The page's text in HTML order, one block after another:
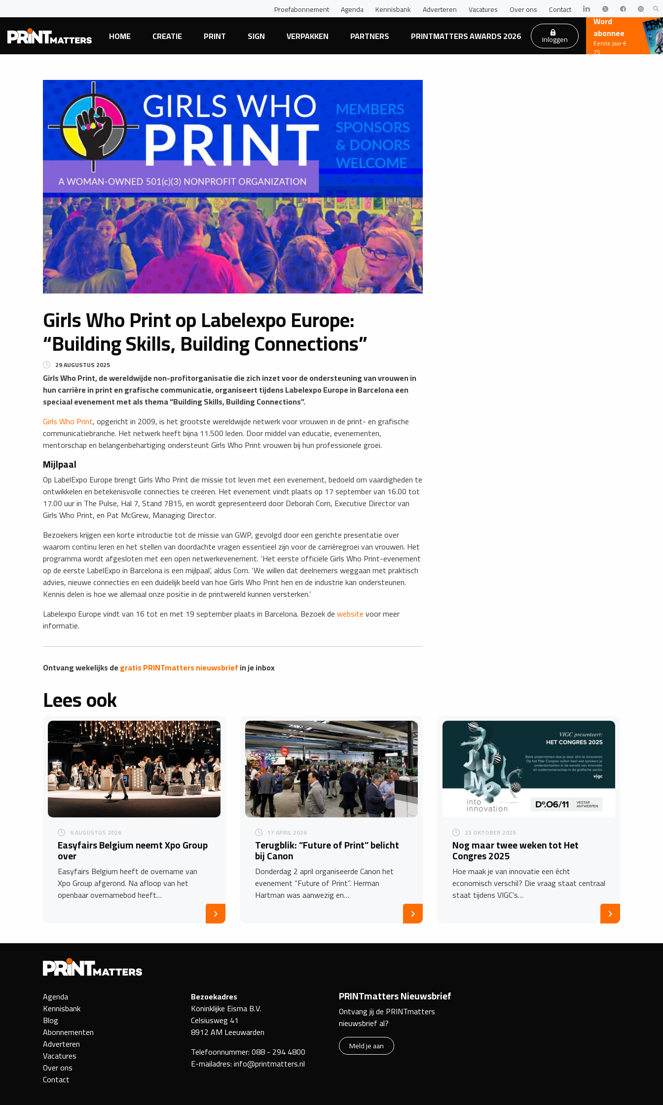
Proefabonnement Agenda Kennisbank Adverteren Vacatures Over ons Contact
HOME CREATIE PRINT SIGN VERPAKKEN PARTNERS PRINTMATTERS AWARDS 2026 Inloggen
Word
abonnee
Eerste jaar €
75
​Girls Who Print op Labelexpo Europe:
“Building Skills, Building Connections”
29 AUGUSTUS 2025
Girls Who Print, de wereldwijde non-profitorganisatie die zich inzet voor de ondersteuning van vrouwen in
hun carrière in print en grafische communicatie, organiseert tijdens Labelexpo Europe in Barcelona een
speciaal evenement met als thema “Building Skills, Building Connections”.
Girls Who Print, opgericht in 2009, is het grootste wereldwijde netwerk voor vrouwen in de print- en grafische
communicatiebranche. Het netwerk heeft bijna 11.500 leden. Door middel van educatie, evenementen,
mentorschap en belangenbehartiging ondersteunt Girls Who Print vrouwen bij hun professionele groei.
Mijlpaal
Op LabelExpo Europe brengt Girls Who Print die missie tot leven met een evenement, bedoeld om vaardigheden te
ontwikkelen en betekenisvolle connecties te creëren. Het evenement vindt plaats op 17 september van 16.00 tot
17.00 uur in The Pulse, Hal 7, Stand 7B15, en wordt gepresenteerd door Deborah Corn, Executive Director van
Girls Who Print, en Pat McGrew, Managing Director.
Bezoekers krijgen een korte introductie tot de missie van GWP, gevolgd door een gerichte presentatie over
waarom continu leren en het stellen van doordachte vragen essentieel zijn voor de carrièregroei van vrouwen. Het
programma wordt afgesloten met een open netwerkevenement. ‘Het eerste officiële Girls Who Print-evenement
op de eerste LabelExpo in Barcelona is een mijlpaal’, aldus Corn. ‘We willen dat deelnemers weggaan met praktisch
advies, nieuwe connecties en een duidelijk beeld van hoe Girls Who Print hen en de industrie kan ondersteunen.
Kennis delen is hoe we allemaal onze positie in de printwereld kunnen versterken.’
​Labelexpo Europe vindt van 16 tot en met 19 september plaats in Barcelona. Bezoek dewebsitevoor meer
informatie.
Ontvang wekelijks degratis PRINTmatters nieuwsbriefin je inbox
Lees ook
6 AUGUSTUS 2026
Easyfairs Belgium neemt Xpo Group
over
Easyfairs Belgium heeft de overname van
Xpo Group afgerond. Na afloop van het
openbaar overnamebod heeft…
17 APRIL 2026
Terugblik: “Future of Print” belicht
bij Canon
Donderdag 2 april organiseerde Canon het
evenement “Future of Print”. Herman
Hartman was aanwezig en…
23 OKTOBER 2025
Nog maar twee weken tot Het
Congres 2025
Hoe maak je van innovatie een écht
economisch verschil? Die vraag staat centraal
staat tijdens VIGC’s…
Agenda
Kennisbank
Blog
Abonnementen
Adverteren
Vacatures
Over ons
Contact
Bezoekadres
Koninklijke Eisma B.V.
Celsiusweg 41
8912 AM Leeuwarden
Telefoonnummer:088 - 294 4800
E-mailadres:info@printmatters.nl
PRINTmatters Nieuwsbrief
Ontvang jij de PRINTmatters
nieuwsbrief al?
Meld je aan